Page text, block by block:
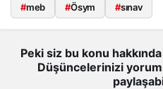
#meb #Ösym #sınav
Peki siz bu konu
Düşüncelerinizi